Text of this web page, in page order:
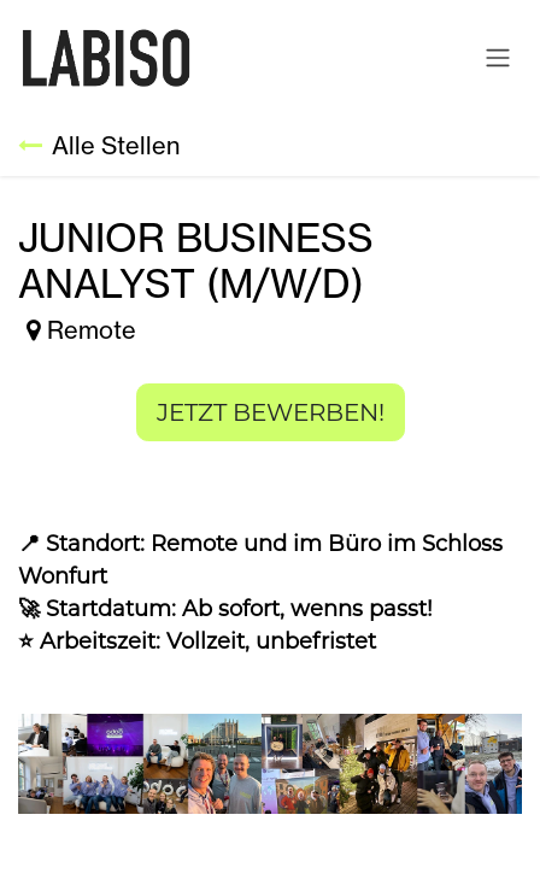
Alle Stellen
JUNIOR BUSINESS
ANALYST (M/W/D)
Remote
JETZT BEWERBEN!
📍 Standort: Remote und im Büro im Schloss
Wonfurt
🚀 Startdatum: Ab sofort, wenns passt!
⭐ Arbeitszeit: Vollzeit, unbefristet